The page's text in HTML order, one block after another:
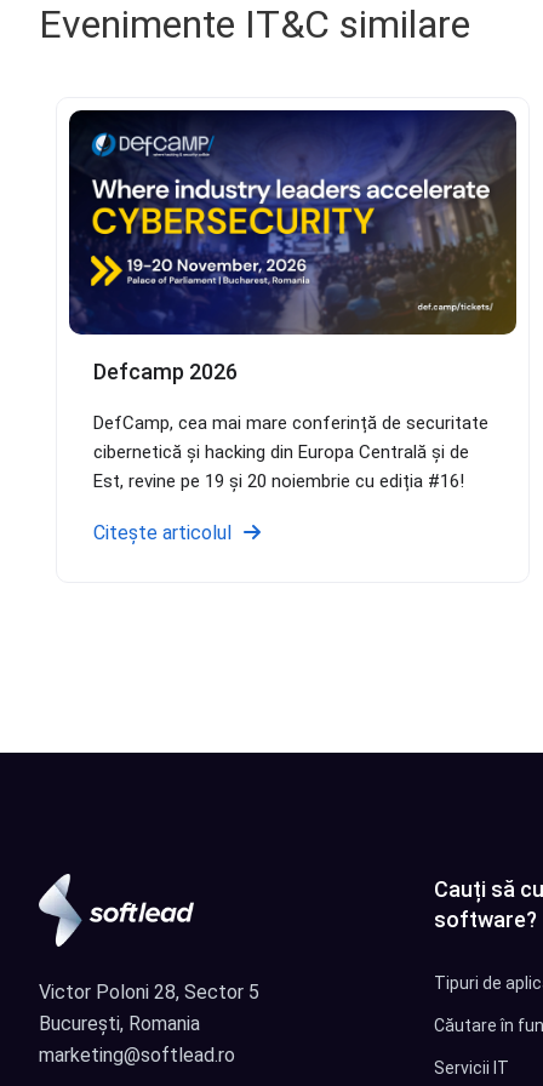
Evenimente IT&C similare
Defcamp 2026
DefCamp, cea mai mare conferință de securitate
cibernetică și hacking din Europa Centrală și de
Est, revine pe 19 și 20 noiembrie cu ediția #16!
Citește articolul
Victor Poloni 28, Sector 5
București, Romania
marketing@softlead.ro
Cauți să
software?
Tipuri de
Căutare în
Servicii IT